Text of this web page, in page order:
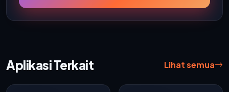
Aplikasi Terkait Lihat semua